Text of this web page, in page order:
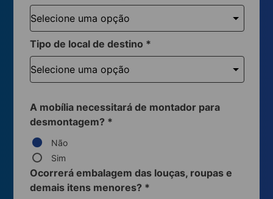
Tipo de local de destino *
A mobília necessitará de montador para
desmontagem? *
Não
Sim
Ocorrerá embalagem das louças, roupas e
demais itens menores? *